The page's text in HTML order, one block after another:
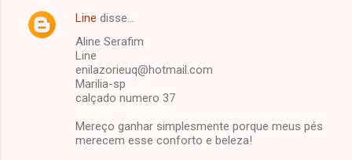
Line disse…
Aline Serafim
Line
enilazorieuq@hotmail.com
Marilia-sp
calçado numero 37
Mereço ganhar simplesmente porque meus pés
merecem esse conforto e beleza!